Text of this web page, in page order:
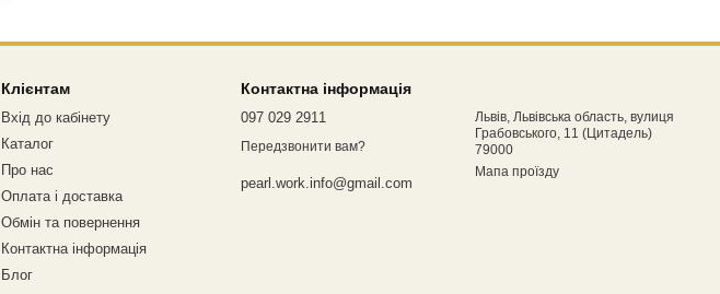
Клієнтам
Вхід до кабінету
Каталог
Про нас
Оплата і доставка
Обмін та повернення
Контактна інформація
Блог
Контактна інформація
097 029 2911
Передзвонити вам?
pearl.work.info@gmail.com
Львів, Львівська область, вулиця
Грабовського, 11 (Цитадель)
79000
Мапа проїзду